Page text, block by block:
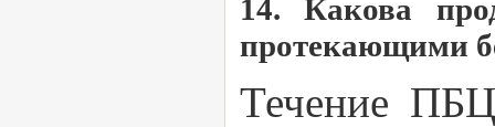
14. Какова
протекающими
Течение